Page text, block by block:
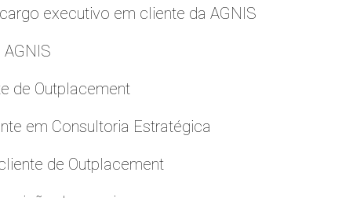
executivo em cliente da AGNIS
de Outplacement
em Consultoria Estratégica
de Outplacement